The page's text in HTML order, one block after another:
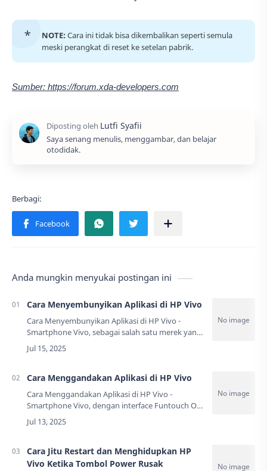
NOTE:Cara ini tidak bisa dikembalikan seperti semula
meski perangkat di reset ke setelan pabrik.
Sumber: https://forum.xda-developers.com
Saya senang menulis, menggambar, dan belajar
otodidak.
Anda mungkin menyukai postingan ini
Cara Menyembunyikan Aplikasi di HP Vivo
Cara Menyembunyikan Aplikasi di HP Vivo -
Smartphone Vivo, sebagai salah satu merek yang
kian populer di Indonesia, ternyata menyediakan
berbagai fitur canggih untuk menyembunyikan…
Cara Menggandakan Aplikasi di HP Vivo
Cara Menggandakan Aplikasi di HP Vivo -
Smartphone Vivo, dengan interface Funtouch OS
yang semakin canggih, telah menyediakan solusi
elegan untuk dilema modern ini. Fitu…
Cara Jitu Restart dan Menghidupkan HP
Vivo Ketika Tombol Power Rusak